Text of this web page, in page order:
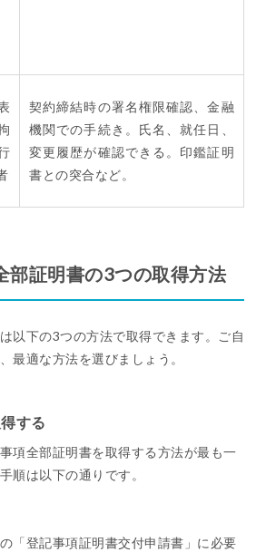
契約締結時の署名権限確認、金融
機関での手続き。氏名、就任日、
変更履歴が確認できる。印鑑証明
書との突合など。
部証明書の3つの取得方法
以下の3つの方法で取得できます。ご自
最適な方法を選びましょう。
する
項全部証明書を取得する方法が最も一
順は以下の通りです。
「登記事項証明書交付申請書」に必要